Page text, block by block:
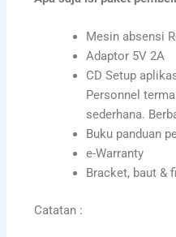
Mesin absensi
Adaptor 5V 2A
CD Setup
Personnel
sederhana.
Buku panduan
e-Warranty
Bracket, baut &
Catatan :